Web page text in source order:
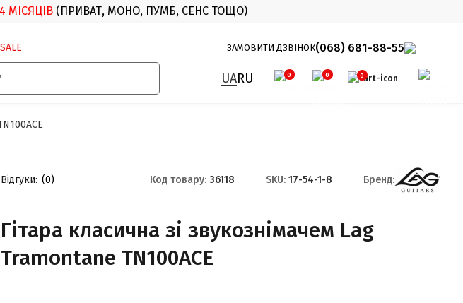
МІСЯЦІВ (ПРИВАТ, МОНО, ПУМБ, СЕНС ТОЩО)
SALE (068) 681-88-55
ЗАМОВИТИ ДЗВІНОК
UARU 0 0 0
Відгуки: (0) Код товару: 36118 SKU: 17-54-1-8 Бренд:
Гітара класична зі звукознімачем Lag
Tramontane TN100ACE